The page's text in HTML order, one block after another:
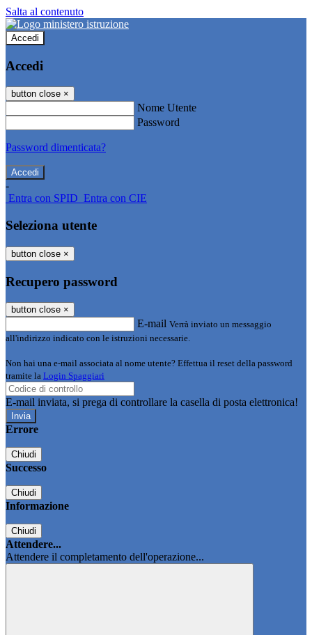
Salta al contenuto
Accedi
Accedi
button close ×
Nome Utente
Password
Password dimenticata?
-
Entra con SPID Entra con CIE
Seleziona utente
button close ×
Recupero password
button close ×
E-mail Verrà inviato un messaggio
all'indirizzo indicato con le istruzioni necessarie.
Non hai una e-mail associata al nome utente? Effettua il reset della password
tramite la Login Spaggiari
E-mail inviata, si prega di controllare la casella di posta elettronica!
Errore
Chiudi
Successo
Chiudi
Informazione
Chiudi
Attendere...
Attendere il completamento dell'operazione...